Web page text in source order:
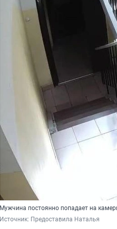
Мужчина постоянно попадает на
Источник: Предоставила Наталья